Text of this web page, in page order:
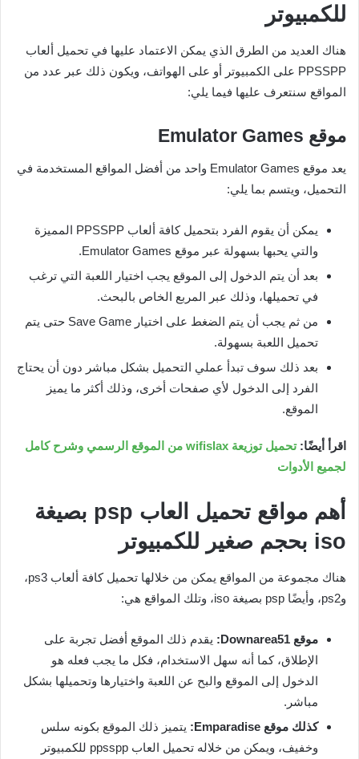
للكمبيوتر
هناك العديد من الطرق الذي يمكن الاعتماد عليها في تحميل ألعاب
PPSSPP على الكمبيوتر أو على الهواتف، ويكون ذلك عبر عدد من
المواقع سنتعرف عليها فيما يلي:
موقع Emulator Games
يعد موقع Emulator Games واحد من أفضل المواقع المستخدمة في
التحميل، ويتسم بما يلي:
يمكن أن يقوم الفرد بتحميل كافة ألعاب PPSSPP المميزة
والتي يحبها بسهولة عبر موقع Emulator Games.
بعد أن يتم الدخول إلى الموقع يجب اختيار اللعبة التي ترغب
في تحميلها، وذلك عبر المربع الخاص بالبحث.
من ثم يجب أن يتم الضغط على اختيار Save Game حتى يتم
تحميل اللعبة بسهولة.
بعد ذلك سوف تبدأ عملي التحميل بشكل مباشر دون أن يحتاج
الفرد إلى الدخول لأي صفحات أخرى، وذلك أكثر ما يميز
الموقع.
اقرأ أيضًا:
تحميل توزيعة wifislax من الموقع الرسمي وشرح كامل
لجميع الأدوات
أهم مواقع تحميل العاب psp بصيغة
iso بحجم صغير للكمبيوتر
هناك مجموعة من المواقع يمكن من خلالها تحميل كافة ألعاب ps3،
وps2، وأيضًا psp بصيغة iso، وتلك المواقع هي:
موقع Downarea51
: يقدم ذلك الموقع أفضل تجربة على
الإطلاق، كما أنه سهل الاستخدام، فكل ما يجب فعله هو
الدخول إلى الموقع والبح عن اللعبة واختيارها وتحميلها بشكل
مباشر.
كذلك موقع Emparadise
: يتميز ذلك الموقع بكونه سلس
وخفيف، ويمكن من خلاله تحميل العاب ppsspp للكمبيوتر